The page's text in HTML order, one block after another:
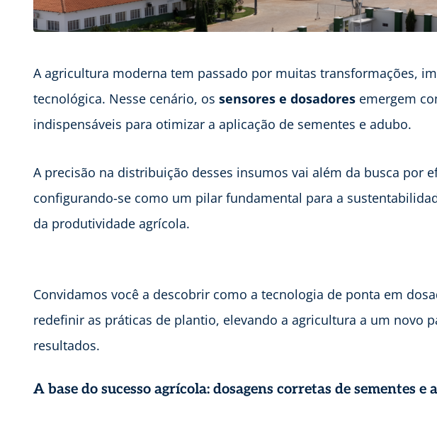
A agricultura moderna tem passado por muitas transformações,
tecnológica. Nesse cenário, os sensores e dosadores emergem
indispensáveis para otimizar a aplicação de sementes e adubo.
A precisão na distribuição desses insumos vai além da busca por
configurando-se como um pilar fundamental para a
da produtividade agrícola.
Convidamos você a descobrir como a tecnologia de ponta em
redefinir as práticas de plantio, elevando a agricultura a um novo
resultados.
A base do sucesso agrícola: dosagens corretas de sementes e